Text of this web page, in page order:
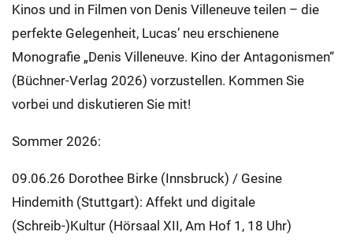
Kinos und in Filmen von Denis Villeneuve teilen – die
perfekte Gelegenheit, Lucas’ neu erschienene
Monografie „Denis Villeneuve. Kino der Antagonismen“
(Büchner-Verlag 2026) vorzustellen. Kommen Sie
vorbei und diskutieren Sie mit!
Sommer 2026:
09.06.26 Dorothee Birke (Innsbruck) / Gesine
Hindemith (Stuttgart): Affekt und digitale
(Schreib-)Kultur (Hörsaal XII, Am Hof 1, 18 Uhr)